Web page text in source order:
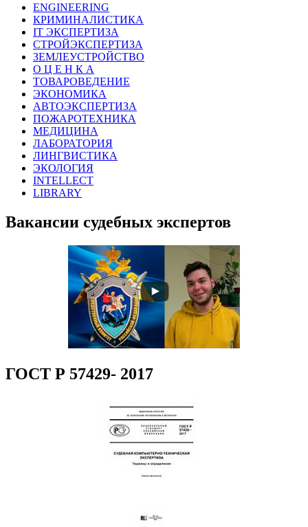
ENGINEERING
КРИМИНАЛИСТИКА
IT ЭКСПЕРТИЗА
СТРОЙЭКСПЕРТИЗА
ЗЕМЛЕУСТРОЙСТВО
О Ц Е Н К А
ТОВАРОВЕДЕНИЕ
ЭКОНОМИКА
АВТОЭКСПЕРТИЗА
ПОЖАРОТЕХНИКА
МЕДИЦИНА
ЛАБОРАТОРИЯ
ЛИНГВИСТИКА
ЭКОЛОГИЯ
INTELLECT
LIBRARY
Вакансии судебных экспертов
ГОСТ Р 57429- 2017